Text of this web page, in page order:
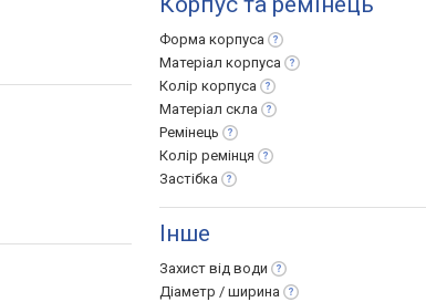
Форма корпуса
Матеріал корпуса
Колір корпуса
Матеріал скла
Ремінець
Колір ремінця
Застібка
Інше
Захист від води
Діаметр / ширина